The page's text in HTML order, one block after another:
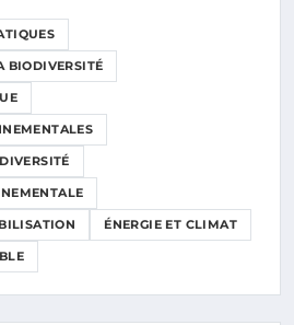
BIODIVERSITÉ
ÉNERGIE ET CLIMAT